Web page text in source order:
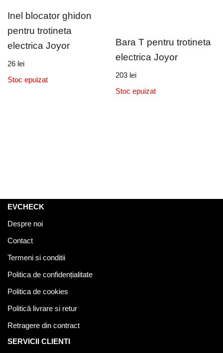
Inel blocator ghidon
pentru trotineta
electrica Joyor
26 lei
Stoc epuizat
Bara T pentru trotineta
electrica Joyor
203 lei
Stoc epuizat
EVCHECK
Despre noi
Contact
Termeni si conditii
Politica de confidențialitate
Politica de cookies
Politică livrare si retur
Retragere din contract
SERVICII CLIENTI